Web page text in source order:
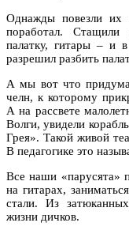
Однажды повезли
поработал. Стащили
палатку, гитары – и
разрешил разбить
А мы вот что
челн, к которому
А на рассвете
Волги, увидели
Грея». Такой живой
В педагогике это
Все наши «парусята»
на гитарах,
стали. Из
жизни дичков.